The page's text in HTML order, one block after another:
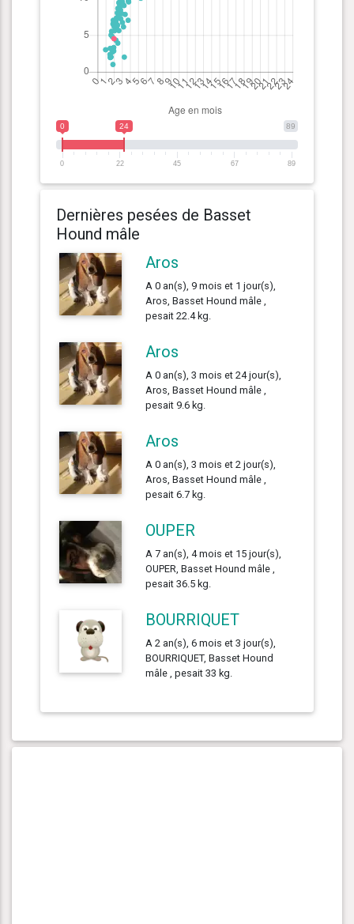
89
0 24
0 22 45 67 89
Dernières pesées de Basset
Hound mâle
Aros
A 0 an(s), 9 mois et 1 jour(s),
Aros, Basset Hound mâle ,
pesait 22.4 kg.
Aros
A 0 an(s), 3 mois et 24 jour(s),
Aros, Basset Hound mâle ,
pesait 9.6 kg.
Aros
A 0 an(s), 3 mois et 2 jour(s),
Aros, Basset Hound mâle ,
pesait 6.7 kg.
OUPER
A 7 an(s), 4 mois et 15 jour(s),
OUPER, Basset Hound mâle ,
pesait 36.5 kg.
BOURRIQUET
A 2 an(s), 6 mois et 3 jour(s),
BOURRIQUET, Basset Hound
mâle , pesait 33 kg.